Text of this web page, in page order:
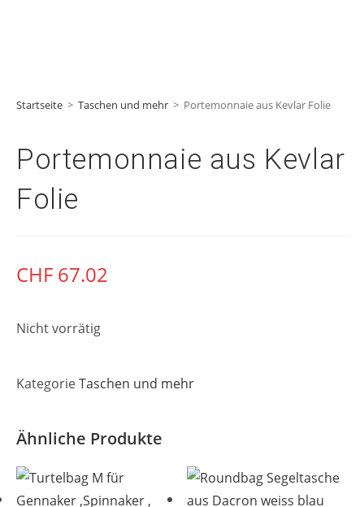
Startseite > Taschen und mehr > Portemonnaie aus Kevlar Folie
Portemonnaie aus Kevlar
Folie
CHF 67.02
Nicht vorrätig
KategorieTaschen und mehr
Ähnliche Produkte